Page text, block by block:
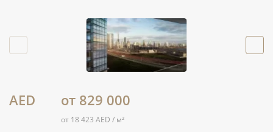
AED от 829 000
от 18 423 AED / м²